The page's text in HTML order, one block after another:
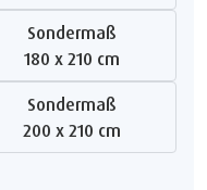
Sondermaß
180 x 210 cm
Sondermaß
200 x 210 cm